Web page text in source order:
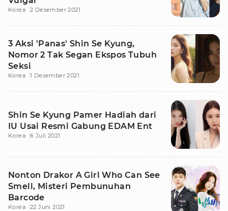
Korea 2 Desember 2021
3 Aksi 'Panas' Shin Se Kyung,
Nomor 2 Tak Segan Ekspos Tubuh
Seksi
Korea 1 Desember 2021
Shin Se Kyung Pamer Hadiah dari
IU Usai Resmi Gabung EDAM Ent
Korea 6 Juli 2021
Nonton Drakor A Girl Who Can See
Smell, Misteri Pembunuhan
Barcode
Korea 22 Juni 2021